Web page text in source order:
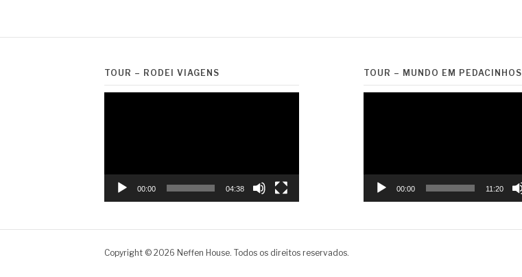
TOUR – RODEI VIAGENS
00:00 04:38
TOUR – MUNDO EM PEDACINHOS
00:00 11:20
Copyright © 2026 Neffen House. Todos os direitos reservados.